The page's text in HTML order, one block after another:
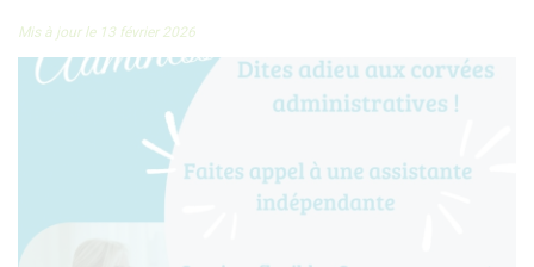
Mis à jour le 13 février 2026